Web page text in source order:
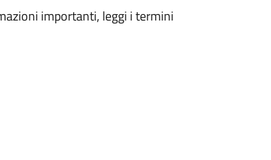
importanti, leggi i termini